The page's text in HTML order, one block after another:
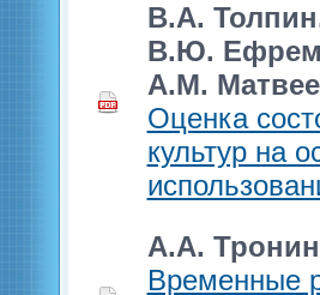
В.А.
В.Ю.
А.М.
Оценка
культур на
А.А. Тронин
Временные